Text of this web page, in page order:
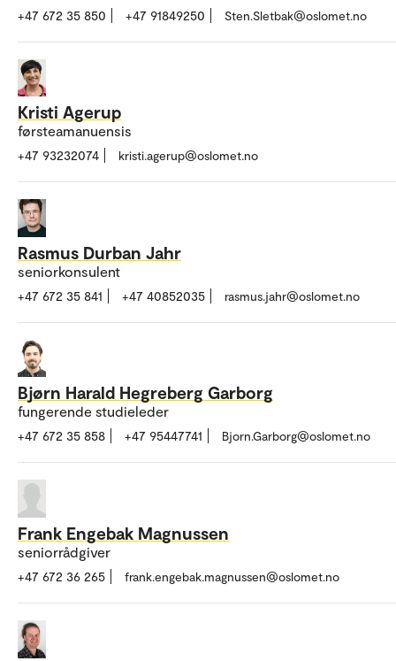
+47 672 35 850 +47 91849250 Sten.Sletbak@oslomet.no
Kristi Agerup
førsteamanuensis
+47 93232074 kristi.agerup@oslomet.no
Rasmus Durban Jahr
seniorkonsulent
+47 672 35 841 +47 40852035 rasmus.jahr@oslomet.no
Bjørn Harald Hegreberg Garborg
fungerende studieleder
+47 672 35 858 +47 95447741 Bjorn.Garborg@oslomet.no
Frank Engebak Magnussen
seniorrådgiver
+47 672 36 265 frank.engebak.magnussen@oslomet.no